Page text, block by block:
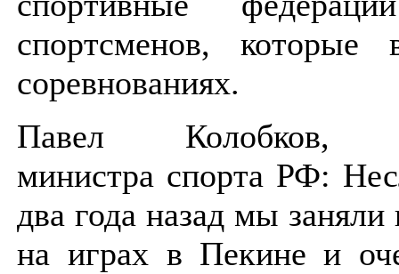
спортсменов, которые
соревнованиях.
Павел Колобков,
министра спорта РФ:
два года назад мы заняли
на играх в Пекине и